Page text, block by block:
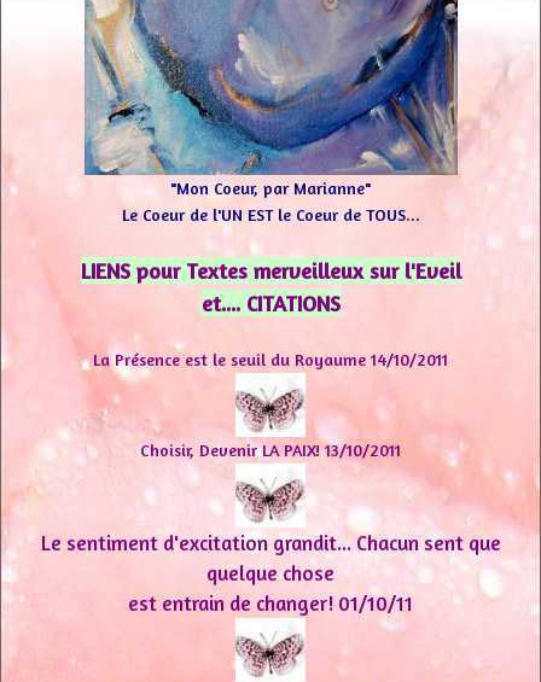
"Mon Coeur, par Marianne"
Le Coeur de l'UN EST le Coeur de TOUS...
LIENS pour Textes merveilleux sur l'Eveil
et.... CITATIONS
La Présence est le seuil du Royaume 14/10/2011
Choisir, Devenir LA PAIX! 13/10/2011
Le sentiment d'excitation grandit... Chacun sent que
quelque chose
est entrain de changer! 01/10/11